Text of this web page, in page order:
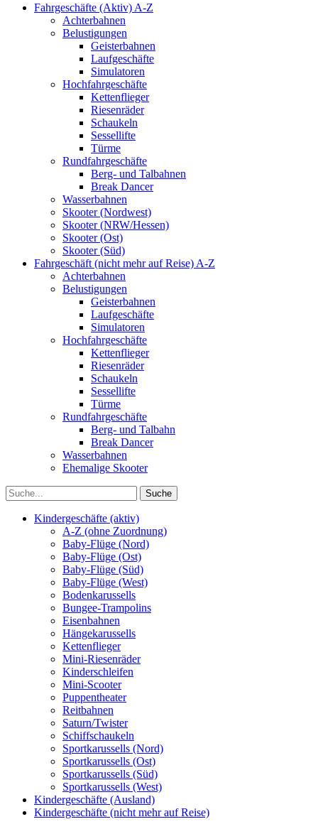
Fahrgeschäfte (Aktiv) A-Z
Achterbahnen
Belustigungen
Geisterbahnen
Laufgeschäfte
Simulatoren
Hochfahrgeschäfte
Kettenflieger
Riesenräder
Schaukeln
Sessellifte
Türme
Rundfahrgeschäfte
Berg- und Talbahnen
Break Dancer
Wasserbahnen
Skooter (Nordwest)
Skooter (NRW/Hessen)
Skooter (Ost)
Skooter (Süd)
Fahrgeschäft (nicht mehr auf Reise) A-Z
Achterbahnen
Belustigungen
Geisterbahnen
Laufgeschäfte
Simulatoren
Hochfahrgeschäfte
Kettenflieger
Riesenräder
Schaukeln
Sessellifte
Türme
Rundfahrgeschäfte
Berg- und Talbahn
Break Dancer
Wasserbahnen
Ehemalige Skooter
Kindergeschäfte (aktiv)
A-Z (ohne Zuordnung)
Baby-Flüge (Nord)
Baby-Flüge (Ost)
Baby-Flüge (Süd)
Baby-Flüge (West)
Bodenkarussells
Bungee-Trampolins
Eisenbahnen
Hängekarussells
Kettenflieger
Mini-Riesenräder
Kinderschleifen
Mini-Scooter
Puppentheater
Reitbahnen
Saturn/Twister
Schiffschaukeln
Sportkarussells (Nord)
Sportkarussells (Ost)
Sportkarussells (Süd)
Sportkarussells (West)
Kindergeschäfte (Ausland)
Kindergeschäfte (nicht mehr auf Reise)